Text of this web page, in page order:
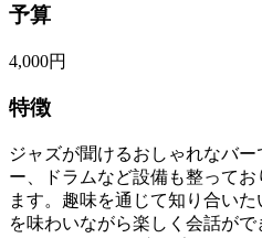
予算
4,000円
特徴
ジャズが聞けるおしゃれなバ
ー、ドラムなど設備も整って
ます。趣味を通じて知り合い
を味わいながら楽しく会話が